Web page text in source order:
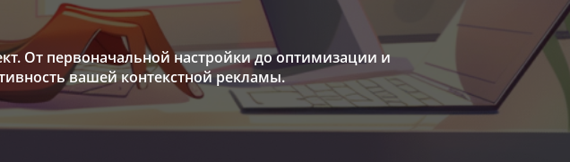
От первоначальной настройки до оптимизации и
вашей контекстной рекламы.